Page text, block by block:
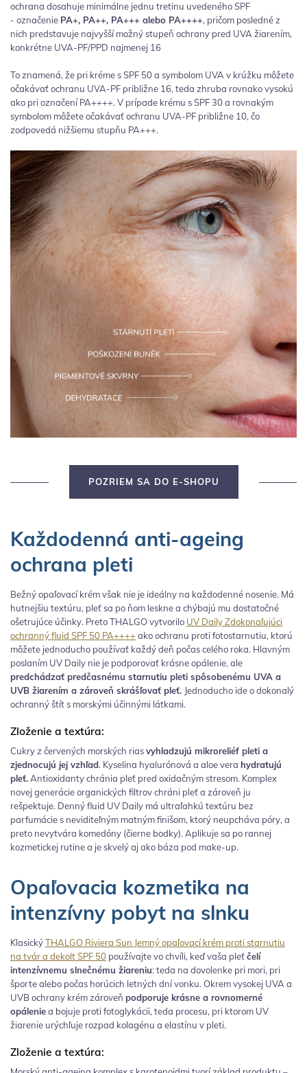
ochrana dosahuje minimálne jednu tretinu uvedeného SPF
- označenie PA+, PA++, PA+++ alebo PA++++, pričom posledné z
nich predstavuje najvyšší možný stupeň ochrany pred UVA žiarením,
konkrétne UVA-PF/PPD najmenej 16
To znamená, že pri kréme s SPF 50 a symbolom UVA v krúžku môžete
očakávať ochranu UVA-PF približne 16, teda zhruba rovnako vysokú
ako pri označení PA++++. V prípade krému s SPF 30 a rovnakým
symbolom môžete očakávať ochranu UVA-PF približne 10, čo
zodpovedá nižšiemu stupňu PA+++.
POZRIEM SA DO E-SHOPU
Každodenná anti-ageing
ochrana pleti
Bežný opaľovací krém však nie je ideálny na každodenné nosenie. Má
hutnejšiu textúru, pleť sa po ňom leskne a chýbajú mu dostatočné
ošetrujúce účinky. Preto THALGO vytvorilo UV Daily Zdokonaľujúci
ochranný fluid SPF 50 PA++++ ako ochranu proti fotostarnutiu, ktorú
môžete jednoducho používať každý deň počas celého roka. Hlavným
poslaním UV Daily nie je podporovať krásne opálenie, ale
predchádzať predčasnému starnutiu pleti spôsobenému UVA a
UVB žiarením a zároveň skrášľovať pleť. Jednoducho ide o dokonalý
ochranný štít s morskými účinnými látkami.
Zloženie a textúra:
Cukry z červených morských riasvyhladzujú mikroreliéf pleti a
zjednocujú jej vzhľad. Kyselina hyalurónová a aloe vera hydratujú
pleť.Antioxidanty chránia pleť pred oxidačným stresom. Komplex
novej generácie organických filtrov chráni pleť a zároveň ju
rešpektuje. Denný fluid UV Daily má ultraľahkú textúru bez
parfumácie s neviditeľným matným finišom, ktorý neupcháva póry, a
preto nevytvára komedóny (čierne bodky). Aplikuje sa po rannej
kozmetickej rutine a je skvelý aj ako báza pod make-up.
Opaľovacia kozmetika na
intenzívny pobyt na slnku
KlasickýTHALGO Riviera Sun Jemný opaľovací krém proti starnutiu
na tvár a dekolt SPF 50 používajte vo chvíli, keď vaša pleťčelí
intenzívnemu slnečnému žiareniu: teda na dovolenke pri mori, pri
športe alebo počas horúcich letných dní vonku. Okrem vysokej UVA a
UVB ochrany krém zároveň podporuje krásne a rovnomerné
opáleniea bojuje proti fotoglykácii, teda procesu, pri ktorom UV
žiarenie urýchľuje rozpad kolagénu a elastínu v pleti.
Zloženie a textúra: